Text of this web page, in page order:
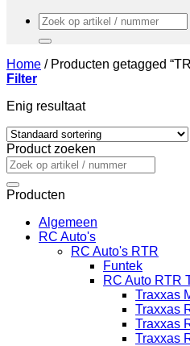
Zoeken
naar:
Home /Producten getagged
Filter
Enig resultaat
Product zoeken
Zoeken
naar:
Producten
Algemeen
RC Auto's
RC Auto's RTR
Funtek
RC Auto RTR
Traxxas
Traxxas
Traxxas
Traxxas